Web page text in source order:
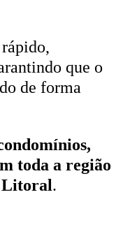
que o
de forma
toda a região
Litoral.